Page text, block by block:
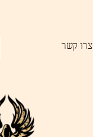
צרו קשר